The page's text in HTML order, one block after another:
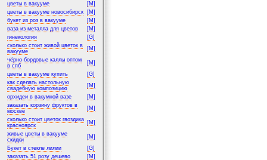
цветы в вакууме
[M]
цветы в вакууме новосибирск
[M]
букет из роз в вакууме
[M]
ваза из металла для цветов
[M]
гинекология
[G]
сколько стоит живой цветок в
вакууме
[M]
чёрно-бордовые каллы оптом
в спб
[M]
цветы в вакууме купить
[G]
как сделать настольную
свадебную композицию
[M]
орхидеи в вакумной вазе
[M]
заказать корзину фруктов в
москве
[M]
сколько стоит цветок гвоздика
красноярск
[M]
живые цветы в вакууме
скидки
[M]
Букет в стекле лилии
[G]
заказать 51 розу дешево
[M]